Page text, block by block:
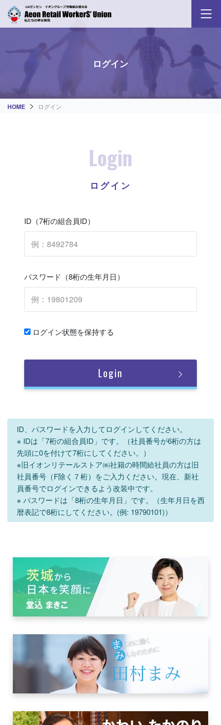
ログイン
HOME ログイン
Login
ログイン
ID（7桁の組合員ID）
パスワード（8桁の生年月日）
ログイン状態を保持する
Login
ID、パスワードを入力してログインしてください。
※ IDは「7桁の組合員ID」です。（社員番号が6桁の方は
先頭に0を付けて7桁にしてください。）
※旧イオンリテールストア㈱社籍の時間給社員の方は旧
社員番号（F除く７桁）をご入力ください。現在、新社
員番号でログインできるよう改装中です。
※ パスワードは「8桁の生年月日」です。（生年月日を西
暦表記で8桁にしてください。(例: 19790101)）